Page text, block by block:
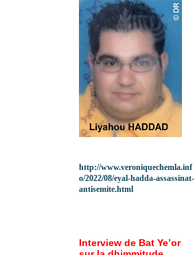
http://www.veroniquechemla.inf
o/2022/08/eyal-hadda-assassinat-
antisemite.html
Interview de Bat Ye’or